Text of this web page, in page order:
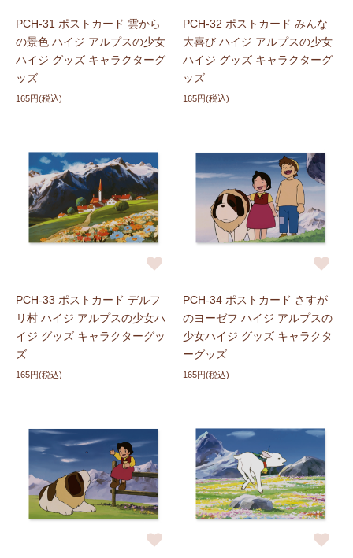
PCH-31 ポストカード 雲から
の景色 ハイジ アルプスの少女
ハイジ グッズ キャラクターグ
ッズ
165円(税込)
PCH-32 ポストカード みんな
大喜び ハイジ アルプスの少女
ハイジ グッズ キャラクターグ
ッズ
165円(税込)
PCH-33 ポストカード デルフ
リ村 ハイジ アルプスの少女ハ
イジ グッズ キャラクターグッ
ズ
165円(税込)
PCH-34 ポストカード さすが
のヨーゼフ ハイジ アルプスの
少女ハイジ グッズ キャラクタ
ーグッズ
165円(税込)